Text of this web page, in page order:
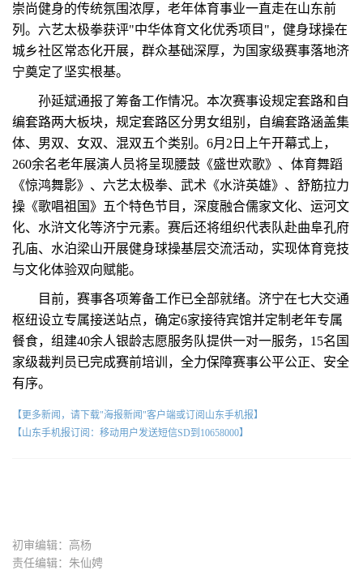
崇尚健身的传统氛围浓厚，老年体育事业一直走在山东前
列。六艺太极拳获评"中华体育文化优秀项目"，健身球操在
城乡社区常态化开展，群众基础深厚，为国家级赛事落地济
宁奠定了坚实根基。
孙延斌通报了筹备工作情况。本次赛事设规定套路和自
编套路两大板块，规定套路区分男女组别，自编套路涵盖集
体、男双、女双、混双五个类别。6月2日上午开幕式上，
260余名老年展演人员将呈现腰鼓《盛世欢歌》、体育舞蹈
《惊鸿舞影》、六艺太极拳、武术《水浒英雄》、舒筋拉力
操《歌唱祖国》五个特色节目，深度融合儒家文化、运河文
化、水浒文化等济宁元素。赛后还将组织代表队赴曲阜孔府
孔庙、水泊梁山开展健身球操基层交流活动，实现体育竞技
与文化体验双向赋能。
目前，赛事各项筹备工作已全部就绪。济宁在七大交通
枢纽设立专属接送站点，确定6家接待宾馆并定制老年专属
餐食，组建40余人银龄志愿服务队提供一对一服务，15名国
家级裁判员已完成赛前培训，全力保障赛事公平公正、安全
有序。
【更多新闻，请下载"海报新闻"客户端或订阅山东手机报】
【山东手机报订阅：移动用户发送短信SD到10658000】
初审编辑：高杨
责任编辑：朱仙娉